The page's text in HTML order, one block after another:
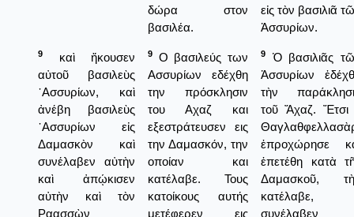
δώρα στον
βασιλέα.
εἰς τὸν βασιλιᾶ
Ἀσσυρίων.
9
καὶ ἤκουσεν
αὐτοῦ βασιλεὺς
᾿Ασσυρίων, καὶ
ἀνέβη βασιλεὺς
᾿Ασσυρίων εἰς
Δαμασκὸν καὶ
συνέλαβεν αὐτὴν
καὶ ἀπῴκισεν
αὐτὴν καὶ τὸν
Ραασσὼν
9
Ο βασιλεύς των
Ασσυρίων εδέχθη
την πρόσκλησιν
του Αχαζ και
εξεστράτευσεν εις
την Δαμασκόν, την
οποίαν και
κατέλαβε. Τους
κατοίκους αυτής
μετέφερεν εις
9
Ὁ βασιλιᾶς
Ἀσσυρίων
τὴν
τοῦ Ἄχαζ. Ἔτσι
ἐπροχώρησε
ἐπετέθη κατὰ
Δαμασκοῦ,
κατέλαβε,
συνέλαβεν